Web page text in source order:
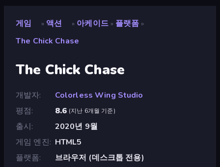
게임 » 액션 » 아케이드 » 플랫폼 »
The Chick Chase
The Chick Chase
개발자
Colorless Wing Studio
평점
8.6 (지난 6개월 기준)
출시
2020년 9월
게임 엔진
HTML5
플랫폼
브라우저 (데스크톱 전용)